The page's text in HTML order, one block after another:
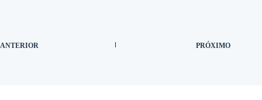
ANTERIOR PRÓXIMO